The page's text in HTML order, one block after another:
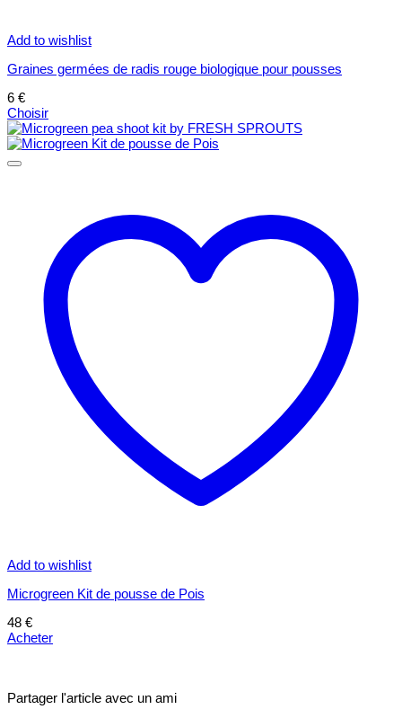
Add to wishlist
Graines germées de radis rouge biologique pour pousses
6 €
Choisir
Ce
produit
a
choisies
Add to wishlist
Microgreen Kit de pousse de Pois
48 €
Acheter
Partager l'article avec un ami